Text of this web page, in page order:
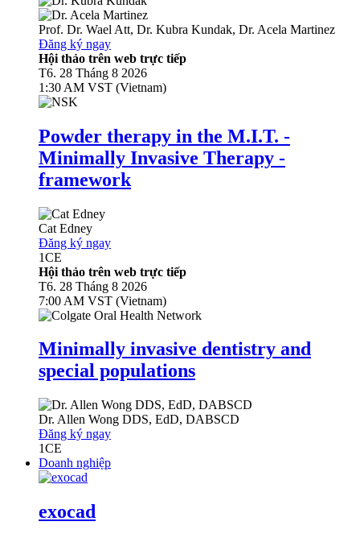
Prof. Dr. Wael Att, Dr. Kubra Kundak, Dr. Acela Martinez
Đăng ký ngay
Hội thảo trên web trực tiếp
T6. 28 Tháng 8 2026
1:30 AM VST (Vietnam)
Powder therapy in the M.I.T. -
Minimally Invasive Therapy -
framework
Cat Edney
Đăng ký ngay
1CE
Hội thảo trên web trực tiếp
T6. 28 Tháng 8 2026
7:00 AM VST (Vietnam)
Minimally invasive dentistry and
special populations
Dr. Allen Wong DDS, EdD, DABSCD
Đăng ký ngay
1CE
Doanh nghiệp
exocad